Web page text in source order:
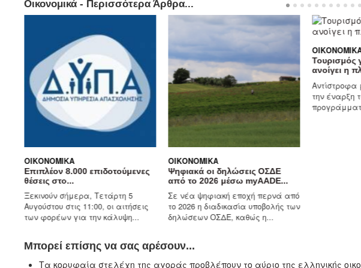
Οικονομικά - Περισσότερα Άρθρα...
ΟΙΚΟΝΟΜΙΚΆ
Επιπλέον 8.000 επιδοτούμενες
θέσεις στο...
Ξεκινούν σήμερα, Τετάρτη 5
Αυγούστου στις 11:00, οι αιτήσεις
των φορέων για την κάλυψη...
ΟΙΚΟΝΟΜΙΚΆ
Ψηφιακά οι δηλώσεις ΟΣΔΕ
από το 2026 μέσω myAADE...
Σε νέα ψηφιακή εποχή περνά από
το 2026 η διαδικασία υποβολής των
δηλώσεων ΟΣΔΕ, καθώς η...
ΟΙΚΟΝΟΜΙΚΆ
Τουρισμός για
ανοίγει η
Αντίστροφα
την έναρξη των
προγράμματος
Μπορεί επίσης να σας αρέσουν...
Τα κορυφαία στελέχη της αγοράς προβλέπουν το αύριο της ελληνικής